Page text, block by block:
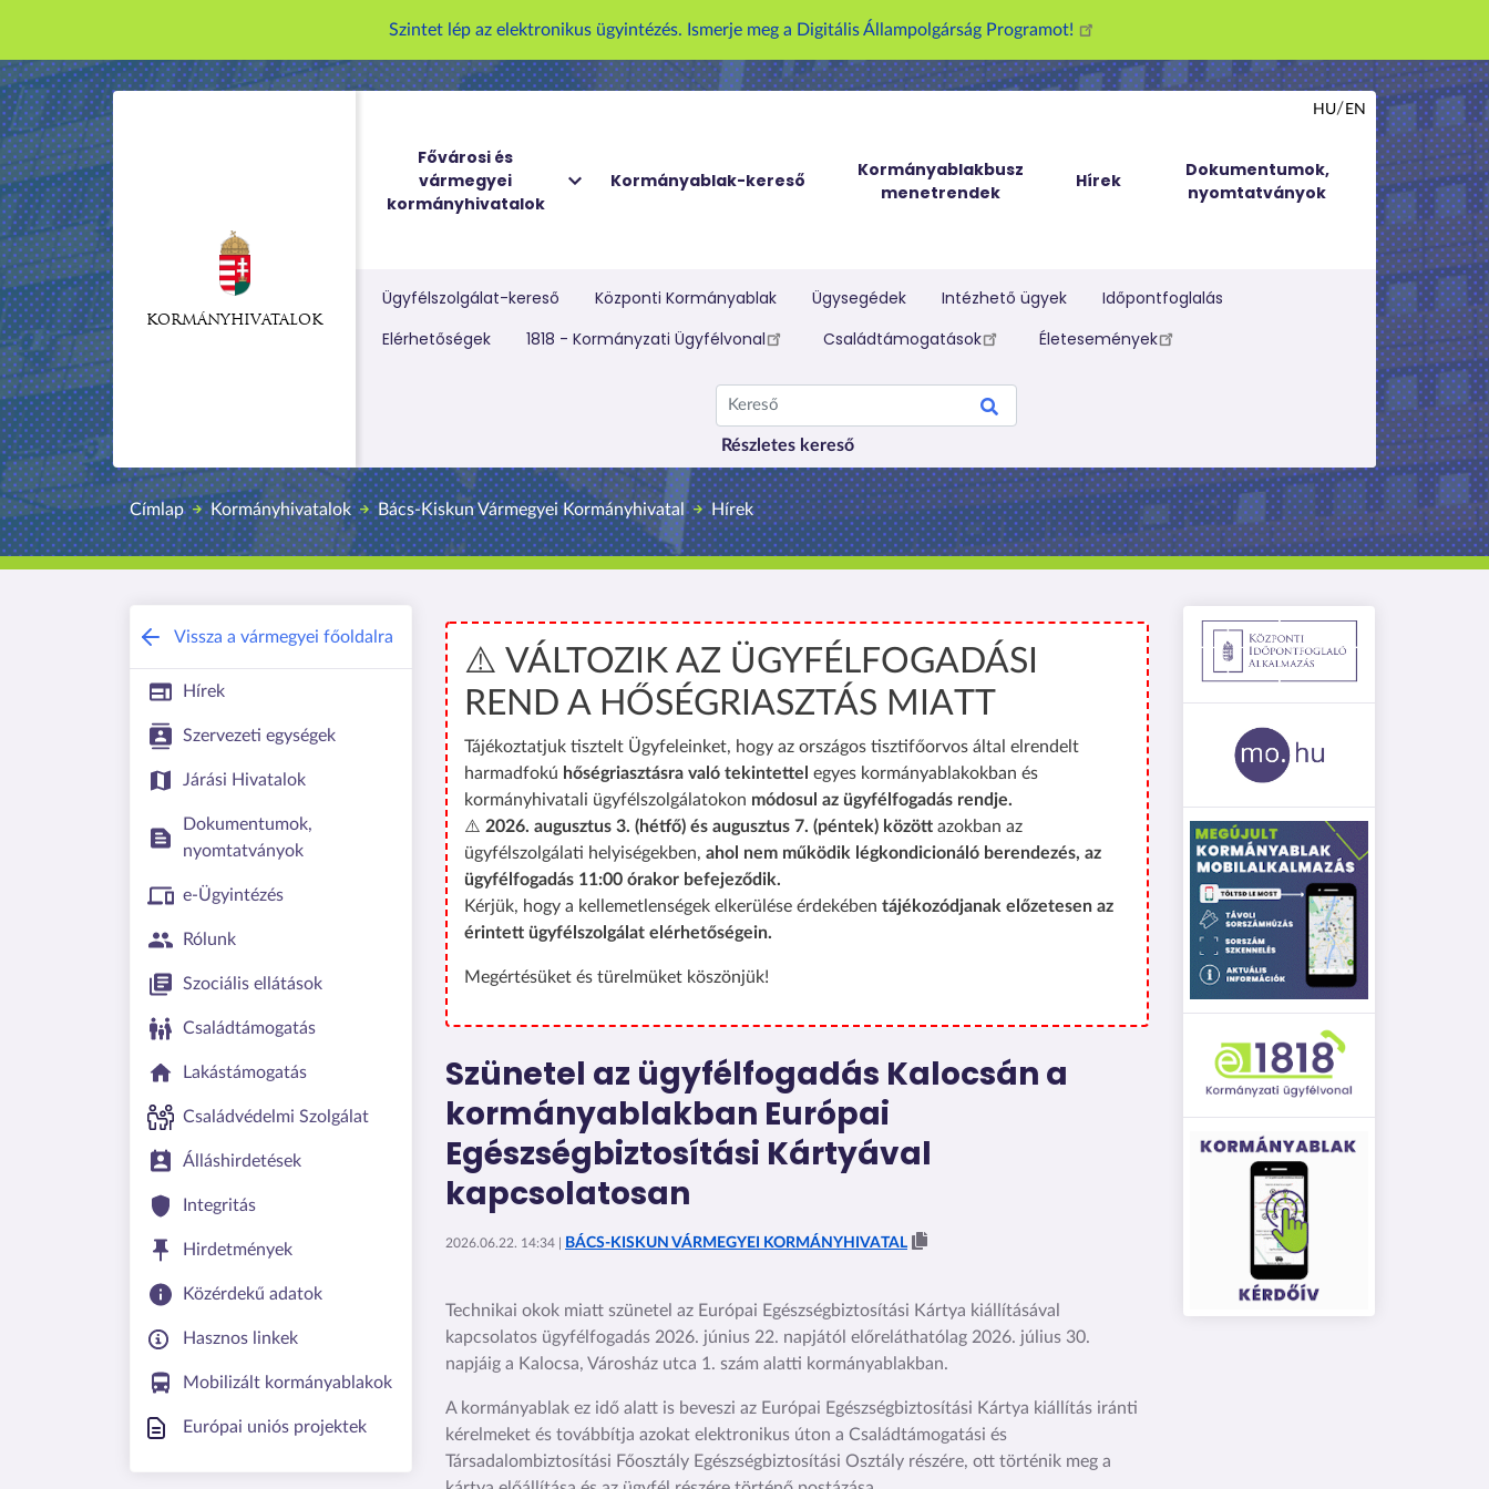
r
t
a
o
r
a
Szintet lép az elektronikus ügyintézés. Ismerje meg a Digitális Állampolgárság Programot!
KORMÁNYHIVATALOK
Fővárosi és
vármegyei
kormányhivatalok
Kormányablak-kereső
Kormányablakbusz
menetrendek
Hírek
Dokumentumok,
nyomtatványok
HU EN
Kereső melletti menü
Ügyfélszolgálat-kereső Központi Kormányablak Ügysegédek Intézhető ügyek
Időpontfoglalás
Elérhetőségek
1818 - Kormányzati Ügyfélvonal Családtámogatások Életesemények
Kereső
Részletes kereső
Címlap Kormányhivatalok Bács-Kiskun Vármegyei Kormányhivatal Hírek
Vissza a vármegyei főoldalra
Hírek
Szervezeti egységek
Járási Hivatalok
Dokumentumok,
nyomtatványok
e-Ügyintézés
Rólunk
Szociális ellátások
Családtámogatás
Lakástámogatás
Családvédelmi Szolgálat
Álláshirdetések
Integritás
Hirdetmények
Közérdekű adatok
Hasznos linkek
Mobilizált kormányablakok
Európai uniós projektek
⚠️ VÁLTOZIK AZ ÜGYFÉLFOGADÁSI
REND A HŐSÉGRIASZTÁS MIATT
Tájékoztatjuk tisztelt Ügyfeleinket, hogy az országos tisztifőorvos által elrendelt
harmadfokú hőségriasztásra való tekintettel egyes kormányablakokban és
kormányhivatali ügyfélszolgálatokon módosul az ügyfélfogadás rendje.
⚠️ 2026. augusztus 3. (hétfő) és augusztus 7. (péntek) között azokban az
ügyfélszolgálati helyiségekben, ahol nem működik légkondicionáló berendezés, az
ügyfélfogadás 11:00 órakor befejeződik.
Kérjük, hogy a kellemetlenségek elkerülése érdekében tájékozódjanak előzetesen az
érintett ügyfélszolgálat elérhetőségein.
Megértésüket és türelmüket köszönjük!
Szünetel az ügyfélfogadás Kalocsán a
kormányablakban Európai
Egészségbiztosítási Kártyával
kapcsolatosan
2026.06.22. 14:34 | BÁCS-KISKUN VÁRMEGYEI KORMÁNYHIVATAL
Technikai okok miatt szünetel az Európai Egészségbiztosítási Kártya kiállításával
kapcsolatos ügyfélfogadás 2026. június 22. napjától előreláthatólag 2026. július 30.
napjáig a Kalocsa, Városház utca 1. szám alatti kormányablakban.
A kormányablak ez idő alatt is beveszi az Európai Egészségbiztosítási Kártya kiállítás iránti
kérelmeket és továbbítja azokat elektronikus úton a Családtámogatási és
Társadalombiztosítási Főosztály Egészségbiztosítási Osztály részére, ott történik meg a